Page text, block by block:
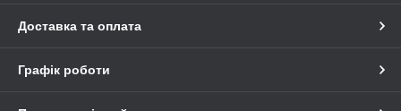
Доставка та оплата
Графік роботи